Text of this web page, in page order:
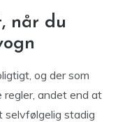
når du
og der som
regler, andet end at
selvfølgelig stadig